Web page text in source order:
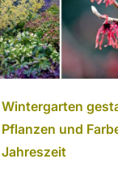
Wintergarten
Pflanzen und
Jahreszeit